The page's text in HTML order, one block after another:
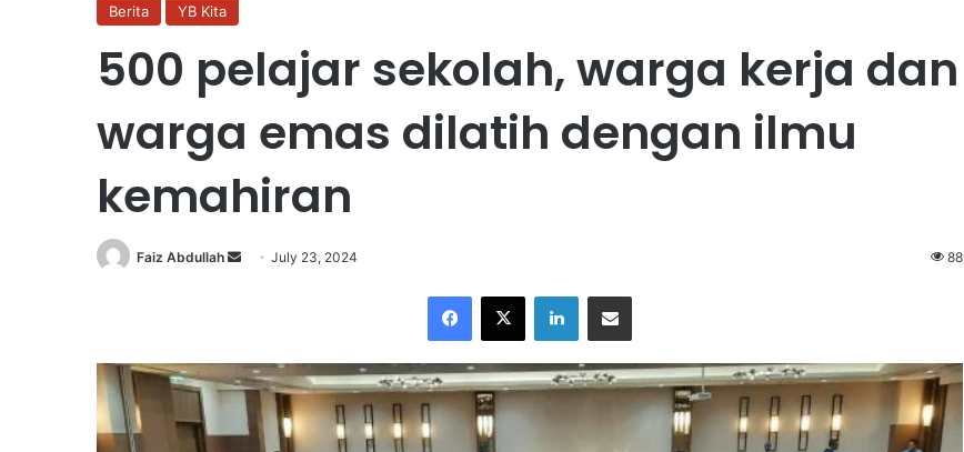
Berita YB Kita
500 pelajar sekolah, warga kerja dan
warga emas dilatih dengan ilmu
kemahiran
Faiz Abdullah
a
n
e
July 23, 2024 88